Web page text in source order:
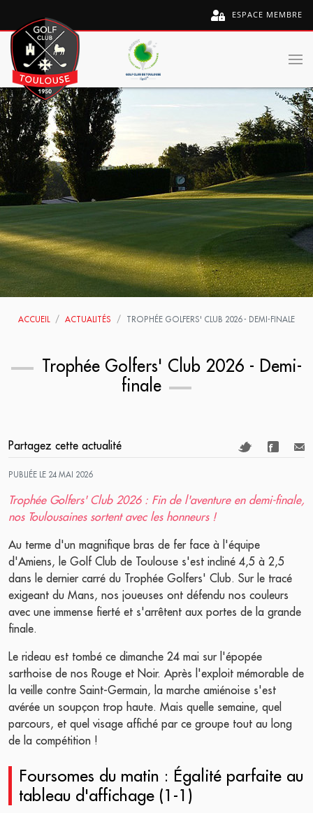
ESPACE MEMBRE
ACCUEIL ACTUALITÉS TROPHÉE GOLFERS' CLUB 2026 - DEMI-FINALE
Trophée Golfers' Club 2026 - Demi-
finale
Partagez cette actualité
PUBLIÉE LE 24 MAI 2026
Trophée Golfers' Club 2026 : Fin de l'aventure en demi-finale,
nos Toulousaines sortent avec les honneurs !
Au terme d'un magnifique bras de fer face à l'équipe
d'Amiens, le Golf Club de Toulouse s'est incliné 4,5 à 2,5
dans le dernier carré du Trophée Golfers' Club. Sur le tracé
exigeant du Mans, nos joueuses ont défendu nos couleurs
avec une immense fierté et s'arrêtent aux portes de la grande
finale.
Le rideau est tombé ce dimanche 24 mai sur l'épopée
sarthoise de nos Rouge et Noir. Après l'exploit mémorable de
la veille contre Saint-Germain, la marche amiénoise s'est
avérée un soupçon trop haute. Mais quelle semaine, quel
parcours, et quel visage affiché par ce groupe tout au long
de la compétition !
Foursomes du matin : Égalité parfaite au
tableau d'affichage (1-1)